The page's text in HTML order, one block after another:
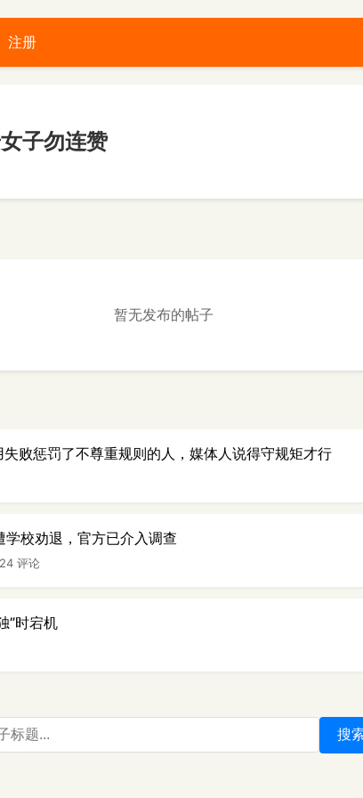
注册
子勿连赞
暂无发布的帖子
败惩罚了不尊重规则的人，媒体人说得守规矩才行
校劝退，官方已介入调查
评论
”时宕机
搜